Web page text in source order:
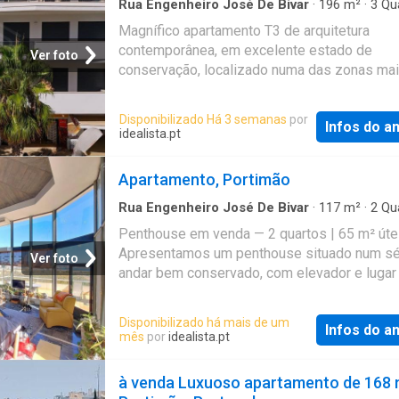
Ver foto
Rua Engenheiro José De Bivar · 196 m² · 3
Banheiros
Magnífico apartamento T3 de arquitetura
contemporânea, em excelente estado de
conservação, localizado numa das zonas
da praia, junto ao Hotel da Rocha e Hotel
Com linhas modernas, acabamentos de
qualidade e uma excelente exposição à luz
experiência de conforto, funcionalidade e
Disponibilizado Há 3 semanas por
idealista.pt
Infos do
Ver foto
Apartamento, Portimão
Rua Engenheiro José De Bivar · 117 m² · 2
Penthouse em venda — 2 quartos | 65 m²
Apresentamos um penthouse situado num
andar bem conservado, com elevador e lugar
m² de área útil e 117 m² de área bruta,
um layout funcional com dois quartos e uma
banho. A orientação Norte/Este garante boa
Disponibilizado há mais de um
mês poridealista.pt Infos do
à venda Luxuoso apartamento de 168